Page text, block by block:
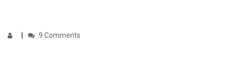
9 Comments